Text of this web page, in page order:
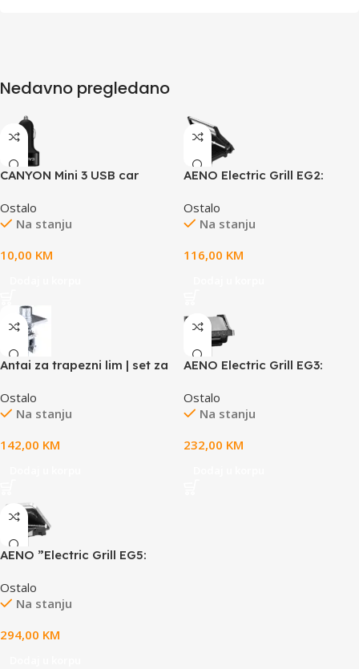
Nedavno pregledano
CANYON Mini 3 USB car
Output 5V-3.1A, black rubber
coating+black metal ring
Ostalo
Na stanju
10,00 KM
AENO Electric Grill EG2:
regulation, Max opening
angle -180°, Plate size
Ostalo
Na stanju
116,00 KM
Antai za trapezni lim | set za
Ostalo
Na stanju
142,00 KM
AENO Electric Grill EG3:
programs +Manual mode, 4
Degrees of Roast, Color
Plate size 292*230mm
Ostalo
Na stanju
232,00 KM
AENO ”Electric Grill EG5:
Lower Grill, Both Grills, 6
preset programs, Defrost,
Temperature regulation,
Ostalo
Na stanju
294,00 KM